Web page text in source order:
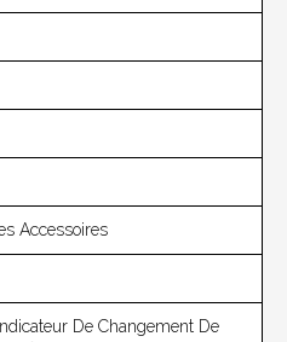
Accessoires
De Changement De